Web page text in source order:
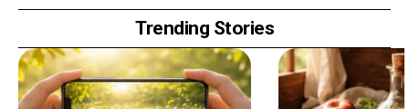
Trending Stories